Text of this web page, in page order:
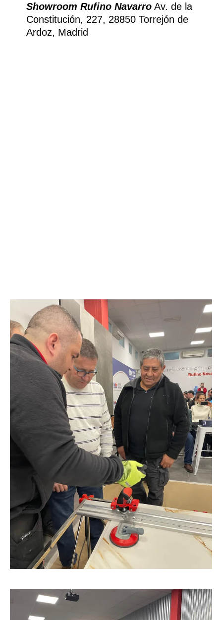
Showroom Rufino NavarroAv. de la
Constitución, 227, 28850 Torrejón de
Ardoz, Madrid